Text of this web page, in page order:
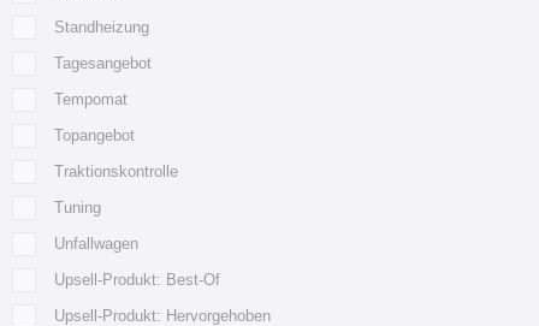
Standheizung
Tagesangebot
Tempomat
Topangebot
Traktionskontrolle
Tuning
Unfallwagen
Upsell-Produkt: Best-Of
Upsell-Produkt: Hervorgehoben